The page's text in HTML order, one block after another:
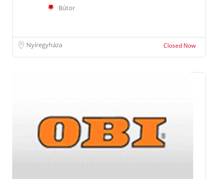
Bútor
Nyíregyháza Closed Now